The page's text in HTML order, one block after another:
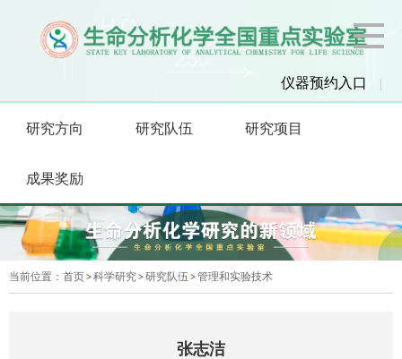
仪器预约入口 |
研究方向 研究队伍 研究项目
成果奖励
当前位置： 首页 科学研究 研究队伍 管理和实验技术
张志洁